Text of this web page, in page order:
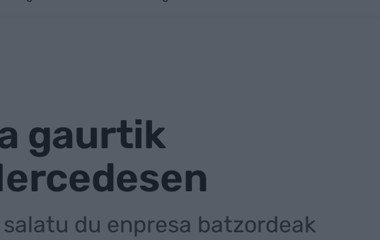
gaurtik
du enpresa batzordeak